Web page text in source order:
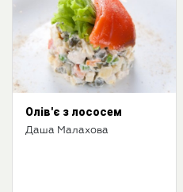
Олів'є з лососем
Даша Малахова